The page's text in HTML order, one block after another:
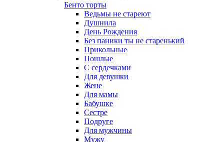
Бенто торты
Ведьмы не стареют
Душнила
День Рождения
Без паники ты не старенький
Прикольные
Пошлые
С сердечками
Для девушки
Жене
Для мамы
Бабушке
Сестре
Подруге
Для мужчины
Мужу